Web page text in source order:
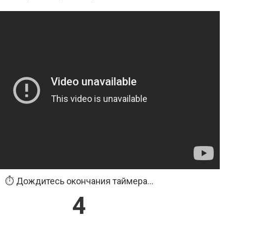
⏱️ Дождитесь окончания таймера...
3